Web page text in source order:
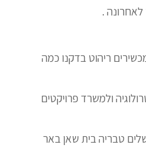
ריהוט בדקנו כמה
ולמשרד פרויקטים
טבריה בית שאן באר